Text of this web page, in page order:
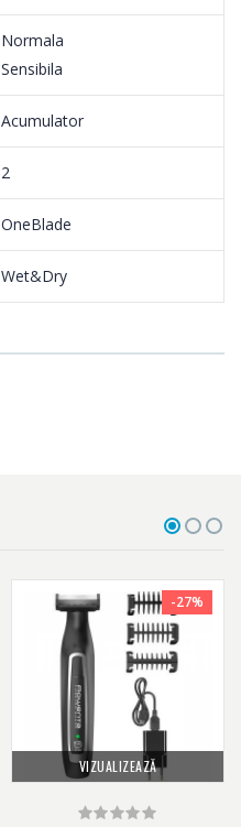
Normala
Sensibila
Acumulator
2
OneBlade
Wet&Dry
VIZUALIZEAZĂ
-27%